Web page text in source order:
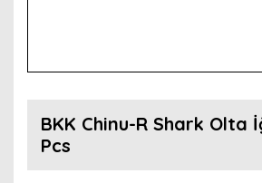
BKK Chinu-R Shark Olta
Pcs